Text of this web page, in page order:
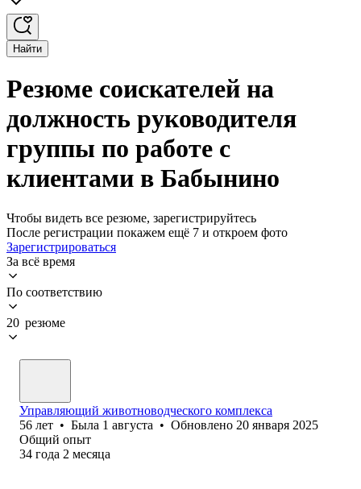
Найти
Резюме соискателей на
должность руководителя
группы по работе с
клиентами в Бабынино
Чтобы видеть все резюме, зарегистрируйтесь
После регистрации покажем ещё 7 и откроем фото
Зарегистрироваться
За всё время
По соответствию
20 резюме
Управляющий животноводческого комплекса
56 лет • Была 1 августа • Обновлено 20 января 2025
Общий опыт
34 года 2 месяца